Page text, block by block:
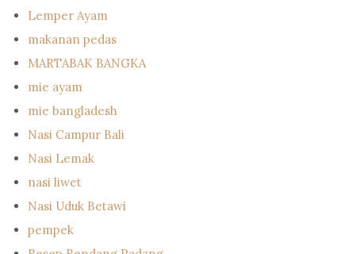
Lemper Ayam
makanan pedas
MARTABAK BANGKA
mie ayam
mie bangladesh
Nasi Campur Bali
Nasi Lemak
nasi liwet
Nasi Uduk Betawi
pempek